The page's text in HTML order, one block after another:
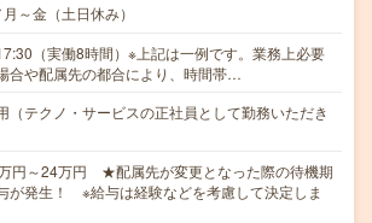
～金（土日休み）
（実働8時間）※上記は一例です。業務上必要
合や配属先の都合により、時間帯…
（テクノ・サービスの正社員として勤務いただき
円～24万円 ★配属先が変更となった際の待機期
が発生！ ※給与は経験などを考慮して決定しま